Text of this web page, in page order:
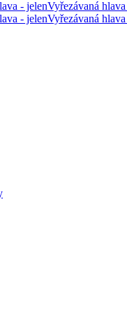
- jelenVyřezávaná
- jelenVyřezávaná